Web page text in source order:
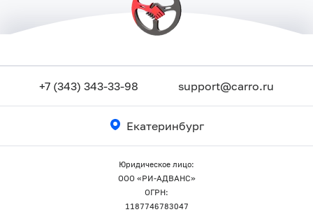
+7 (343) 343-33-98 support@carro.ru
Екатеринбург
Юридическое лицо:
ООО «РИ-АДВАНС»
ОГРН:
1187746783047